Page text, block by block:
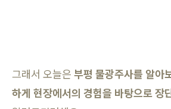
그래서 오늘은 부평 물광주사를 알아
하게 현장에서의 경험을 바탕으로 장